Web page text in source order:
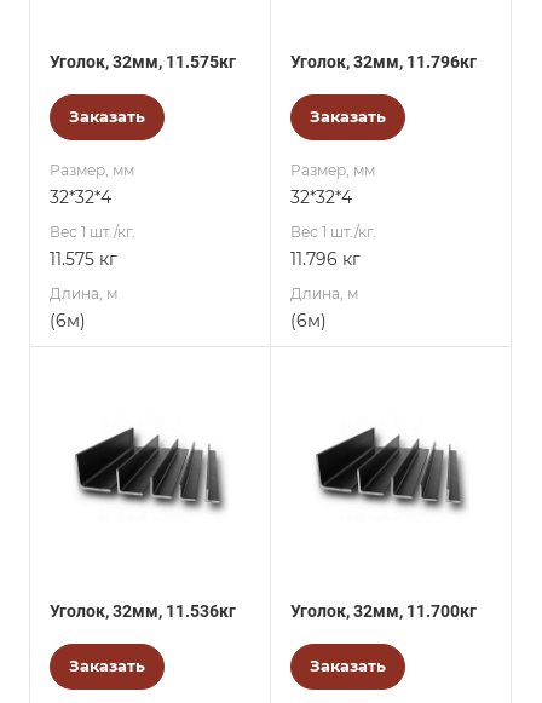
Уголок, 32мм, 11.575кг
Заказать
Размер, мм
32*32*4
Вес 1 шт./кг.
11.575 кг
Длина, м
(6м)
Уголок, 32мм, 11.796кг
Заказать
Размер, мм
32*32*4
Вес 1 шт./кг.
11.796 кг
Длина, м
(6м)
Уголок, 32мм, 11.536кг
Заказать
Уголок, 32мм, 11.700кг
Заказать